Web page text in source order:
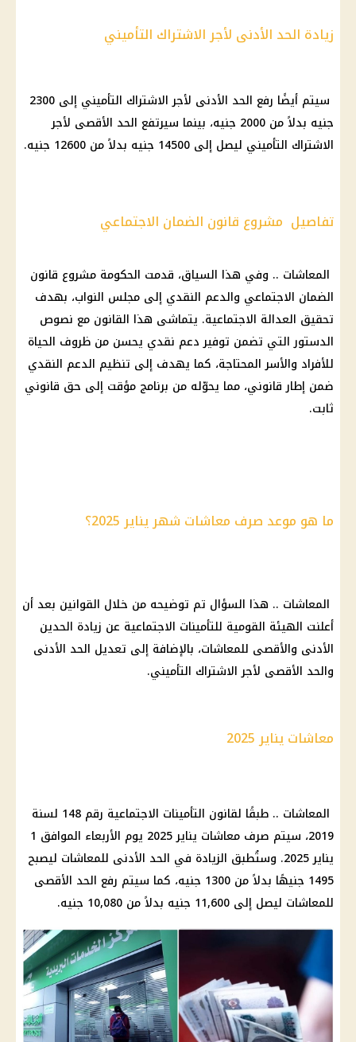
زيادة الحد الأدنى لأجر الاشتراك التأميني
سيتم أيضًا رفع الحد الأدنى لأجر الاشتراك التأميني إلى 2300
جنيه بدلاً من 2000 جنيه، بينما سيرتفع الحد الأقصى لأجر
الاشتراك التأميني ليصل إلى 14500 جنيه بدلاً من 12600 جنيه.
تفاصيل مشروع قانون الضمان الاجتماعي
المعاشات .. وفي هذا السياق، قدمت الحكومة مشروع قانون
الضمان الاجتماعي والدعم النقدي إلى مجلس النواب، بهدف
تحقيق العدالة الاجتماعية. يتماشى هذا القانون مع نصوص
الدستور التي تضمن توفير دعم نقدي يحسن من ظروف الحياة
للأفراد والأسر المحتاجة، كما يهدف إلى تنظيم الدعم النقدي
ضمن إطار قانوني، مما يحوّله من برنامج مؤقت إلى حق قانوني
ثابت.
ما هو موعد صرف معاشات شهر يناير 2025؟
المعاشات .. هذا السؤال تم توضيحه من خلال القوانين بعد أن
أعلنت الهيئة القومية للتأمينات الاجتماعية عن زيادة الحدين
الأدنى والأقصى للمعاشات، بالإضافة إلى تعديل الحد الأدنى
والحد الأقصى لأجر الاشتراك التأميني.
معاشات يناير 2025
المعاشات .. طبقًا لقانون التأمينات الاجتماعية رقم 148 لسنة
2019، سيتم صرف معاشات يناير 2025 يوم الأربعاء الموافق 1
يناير 2025. وستُطبق الزيادة في الحد الأدنى للمعاشات ليصبح
1495 جنيهًا بدلاً من 1300 جنيه، كما سيتم رفع الحد الأقصى
للمعاشات ليصل إلى 11,600 جنيه بدلاً من 10,080 جنيه.